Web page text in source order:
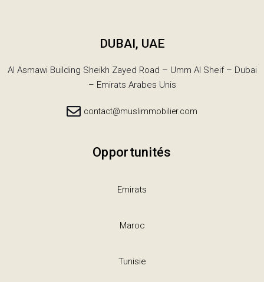
DUBAI, UAE
Al Asmawi Building Sheikh Zayed Road – Umm Al Sheif – Dubai
– Emirats Arabes Unis
contact@muslimmobilier.com
Opportunités
Emirats
Maroc
Tunisie